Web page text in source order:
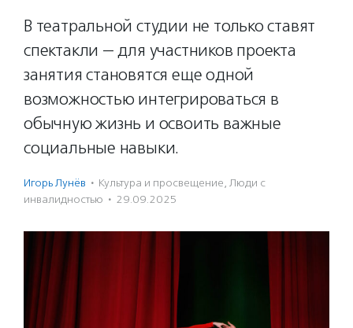
В театральной студии не только ставят
спектакли — для участников проекта
занятия становятся еще одной
возможностью интегрироваться в
обычную жизнь и освоить важные
социальные навыки.
Игорь Лунёв · Культура и просвещение, Люди с
инвалидностью · 29.09.2025